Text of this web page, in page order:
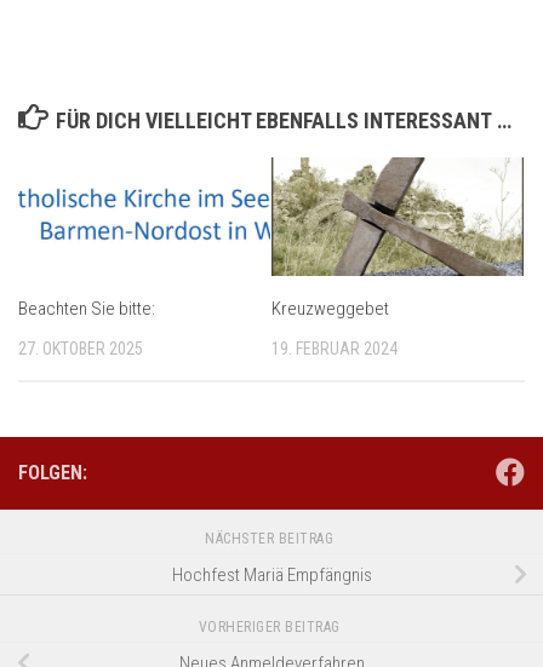
FÜR DICH VIELLEICHT EBENFALLS INTERESSANT …
Beachten Sie bitte:
27. OKTOBER 2025
Kreuzweggebet
19. FEBRUAR 2024
FOLGEN:
NÄCHSTER BEITRAG
Hochfest Mariä Empfängnis
VORHERIGER BEITRAG